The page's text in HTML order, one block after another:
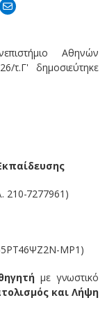
Αθηνών
τ.Γ' δημοσιεύτηκε
210-7277961)
ΜΡ1)
με γνωστικό
και Λήψη